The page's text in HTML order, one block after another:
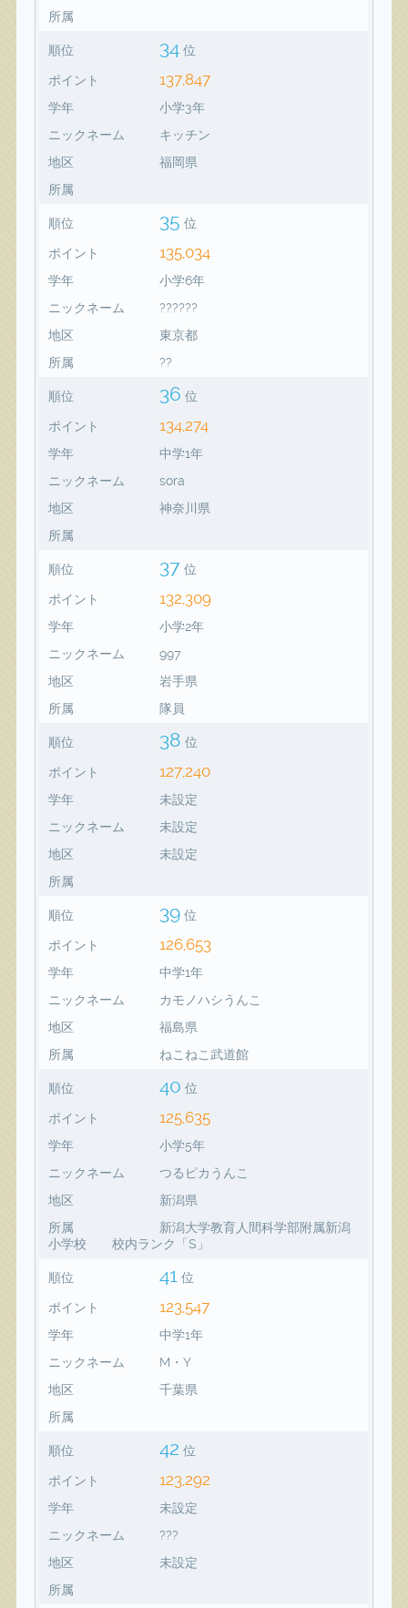
所属
順位 34 位
ポイント 137,847
学年
小学3年
ニックネーム
キッチン
地区
福岡県
所属
順位 35 位
ポイント 135,034
学年
小学6年
ニックネーム
??????
地区
東京都
所属
??
順位 36 位
ポイント 134,274
学年
中学1年
ニックネーム
sora
地区
神奈川県
所属
順位 37 位
ポイント 132,309
学年
小学2年
ニックネーム
997
地区
岩手県
所属
隊員
順位 38 位
ポイント 127,240
学年
未設定
ニックネーム
未設定
地区
未設定
所属
順位 39 位
ポイント 126,653
学年
中学1年
ニックネーム
カモノハシうんこ
地区
福島県
所属
ねこねこ武道館
順位 40 位
ポイント 125,635
学年
小学5年
ニックネーム
つるピカうんこ
地区
新潟県
所属
新潟大学教育人間科学部附属新潟
小学校 校内ランク「S」
順位 41 位
ポイント 123,547
学年
中学1年
ニックネーム
M・Y
地区
千葉県
所属
順位 42 位
ポイント 123,292
学年
未設定
ニックネーム
???
地区
未設定
所属